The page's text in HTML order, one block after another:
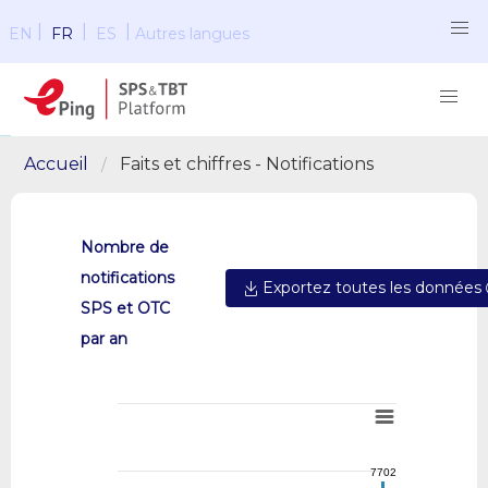
EN FR ES Autres langues
Accueil Faits et chiffres - Notifications
Nombre de
notifications
SPS et OTC
par an
Exportez toutes les données
7702
7702